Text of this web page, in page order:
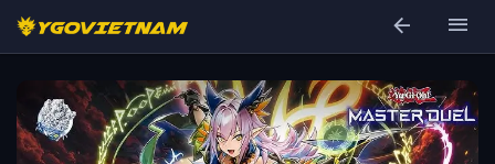
arrow_back menu